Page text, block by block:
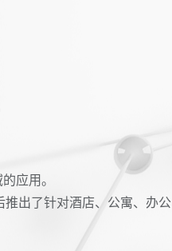
应用。
出了针对酒店、公寓、办